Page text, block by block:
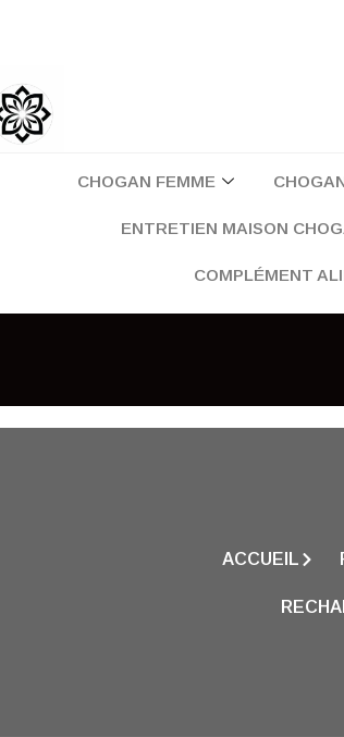
CHOGAN FEMME
ENTRETIEN MAISON
COMPLÉMENT
ACCUEIL